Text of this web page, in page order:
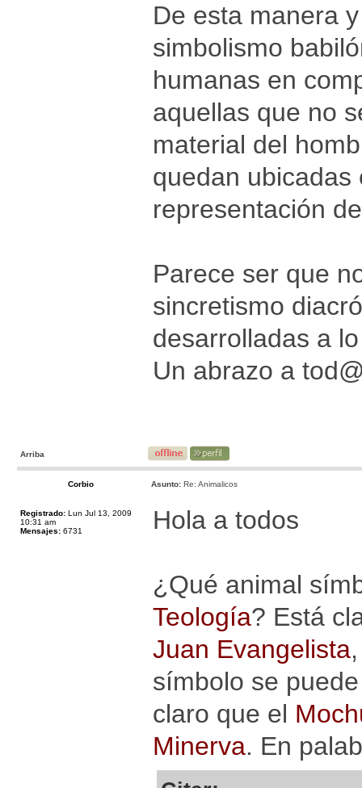
De esta manera
simbolismo
humanas en
aquellas que no
material del
quedan
representación
Parece ser que
sincretismo
desarrolladas a
Un abrazo a
Arriba
Corbio Asunto: Re: Animalicos
Registrado: Lun Jul 13, 2009
10:31 am
Mensajes: 6731 Hola a todos
¿Qué animal
Teología? Está
Juan Evangelista
símbolo se
claro que el
Minerva. En